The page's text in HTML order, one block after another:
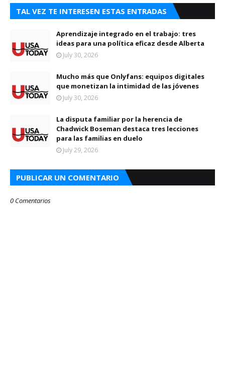
TAL VEZ TE INTERESEN ESTAS ENTRADAS
Aprendizaje integrado en el trabajo: tres
ideas para una política eficaz desde Alberta
July 30, 2026
Mucho más que Onlyfans: equipos digitales
que monetizan la intimidad de las jóvenes
July 30, 2026
La disputa familiar por la herencia de
Chadwick Boseman destaca tres lecciones
para las familias en duelo
July 29, 2026
PUBLICAR UN COMENTARIO
0 Comentarios